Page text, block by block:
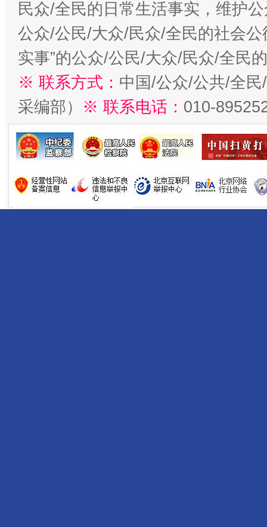
民众/全民的日常生活事实，维护
公众/公民/大众/民众/全民的社会公
实事”的公众/公民/大众/民众/全民
※ 联系方式： 中国/公众/公共/全
采编部） ※ 联系电话： 010-